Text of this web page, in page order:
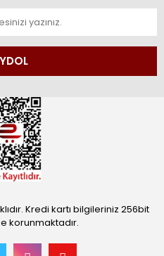
Kredi kartı bilgileriniz 256bit
korunmaktadır.